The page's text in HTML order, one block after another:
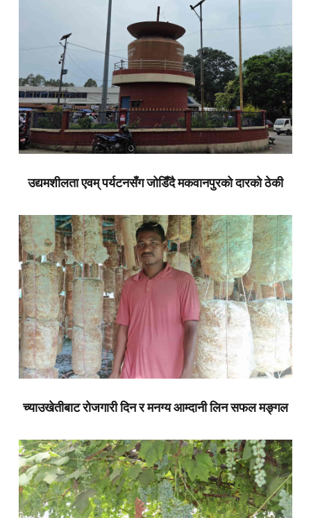
उद्यमशीलता एवम् पर्यटनसँग जोडिँदै मकवानपुरको दारको ठेकी
च्याउखेतीबाट रोजगारी दिन र मनग्य आम्दानी लिन सफल मङ्गल